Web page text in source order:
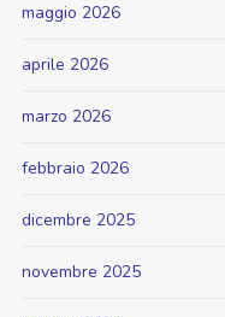
maggio 2026
aprile 2026
marzo 2026
febbraio 2026
dicembre 2025
novembre 2025